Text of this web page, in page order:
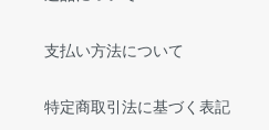
支払い方法について
特定商取引法に基づく表記